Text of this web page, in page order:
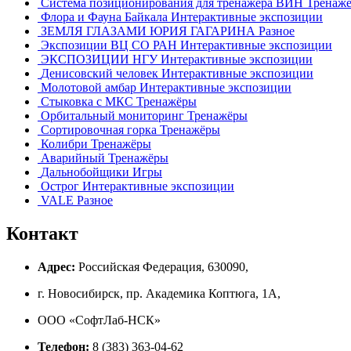
Система позиционирования для тренажера ВИН
Флора и Фауна Байкала Интерактивные экспозиции
ЗЕМЛЯ ГЛАЗАМИ ЮРИЯ ГАГАРИНА Разное
Экспозиции ВЦ СО РАН Интерактивные экспозиции
ЭКСПОЗИЦИИ НГУ Интерактивные экспозиции
Денисовский человек Интерактивные экспозиции
Молотовой амбар Интерактивные экспозиции
Стыковка с МКС Тренажёры
Орбитальный мониторинг Тренажёры
Сортировочная горка Тренажёры
Колибри Тренажёры
Аварийный Тренажёры
Дальнобойщики Игры
Острог Интерактивные экспозиции
VALE Разное
Контакт
Адрес: Российская Федерация, 630090,
г. Новосибирск, пр. Академика Коптюга, 1А,
ООО «СофтЛаб-НСК»
Телефон: 8 (383) 363-04-62